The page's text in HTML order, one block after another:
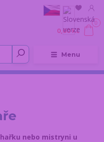
Menu
0
0,00 Kč
nebo mistryni u